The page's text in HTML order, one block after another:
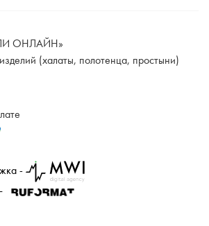
ОНЛАЙН»
(халаты, полотенца, простыни)
-